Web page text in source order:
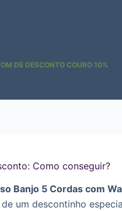
DE DESCONTO COURO 10%
Como conseguir?
Banjo 5 Cordas com
um descontinho